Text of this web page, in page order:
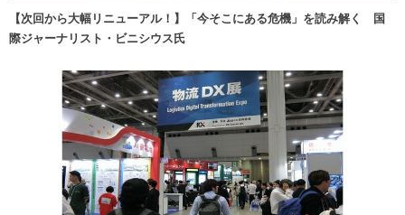
【次回から大幅リニューアル！】「今そこにある危機」を読み解く 国
際ジャーナリスト・ビニシウス氏